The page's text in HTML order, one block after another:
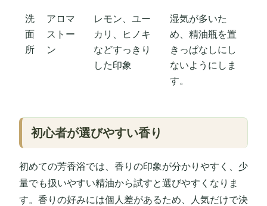
洗
面
所
アロマ
ストー
ン
レモン、ユー
カリ、ヒノキ
などすっきり
した印象
湿気が多いた
め、精油瓶を置
きっぱなしにし
ないようにしま
す。
初心者が選びやすい香り
初めての芳香浴では、香りの印象が分かりやすく、少
量でも扱いやすい精油から試すと選びやすくなりま
す。香りの好みには個人差があるため、人気だけで決